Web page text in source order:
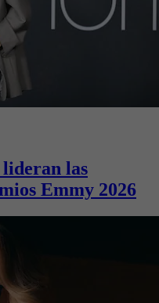
lideran las
Emmy 2026